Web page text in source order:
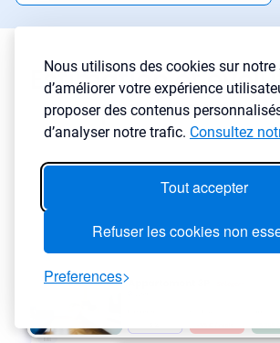
Nous utilisons des cookies sur notre
d’améliorer votre expérience
proposer des contenus
d’analyser notre trafic. Consultez
Tout accepter
Refuser les cookies non
Preferences
Estimation et
prix